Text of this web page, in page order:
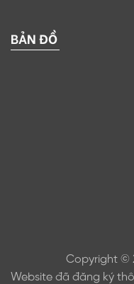
BẢN ĐỒ
Copyright ©
Website đã đăng ký